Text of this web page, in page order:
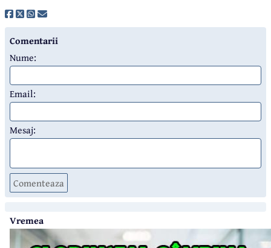
Comentarii
Nume:
Email:
Mesaj:
Comenteaza
Vremea